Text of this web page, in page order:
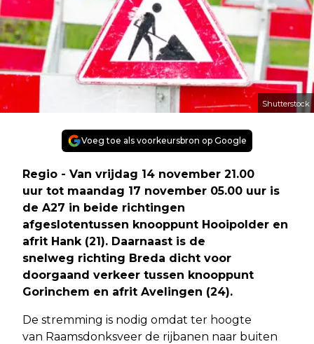
Shutterstock
Voeg toe als voorkeursbron op Google
Regio - Van vrijdag 14 november 21.00
uur tot maandag 17 november 05.00 uur is
de A27 in beide richtingen
afgeslotentussen knooppunt Hooipolder en
afrit Hank (21). Daarnaast is de
snelweg richting Breda dicht voor
doorgaand verkeer tussen knooppunt
Gorinchem en afrit Avelingen (24).
De stremming is nodig omdat ter hoogte
van Raamsdonksveer de rijbanen naar buiten